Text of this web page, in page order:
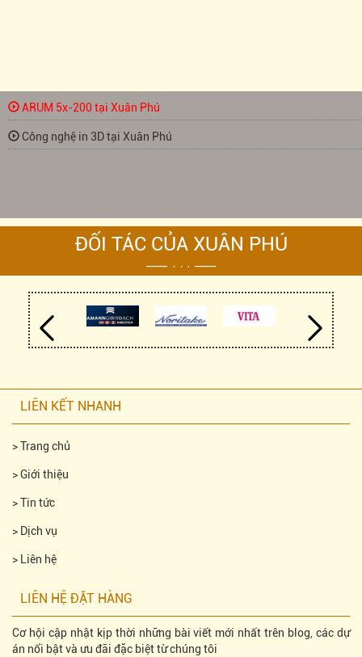
ARUM 5x-200 tại Xuân Phú
Công nghệ in 3D tại Xuân Phú
ĐỐI TÁC CỦA XUÂN PHÚ
LIÊN KẾT NHANH
>Trang chủ
>Giới thiệu
>Tin tức
> Dịch vụ
> Liên hệ
LIÊN HỆ ĐẶT HÀNG
Cơ hội cập nhật kịp thời những bài viết mới nhất trên blog, các dự
án nổi bật và ưu đãi đặc biệt từ chúng tôi